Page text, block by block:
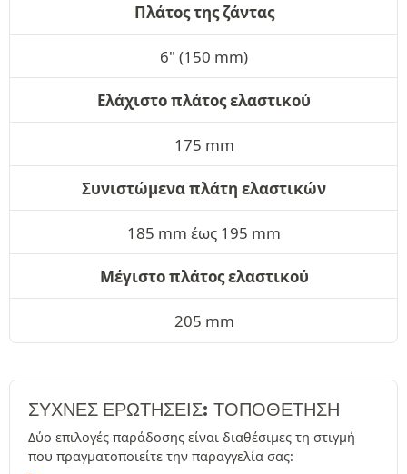
Πλάτος της ζάντας
6" (150 mm)
Ελάχιστο πλάτος ελαστικού
175 mm
Συνιστώμενα πλάτη ελαστικών
185 mm έως 195 mm
Μέγιστο πλάτος ελαστικού
205 mm
ΣΥΧΝΈΣ ΕΡΩΤΉΣΕΙΣ: ΤΟΠΟΘΕΤΗΣΗ
Δύο επιλογές παράδοσης είναι διαθέσιμες τη στιγμή
που πραγματοποιείτε την παραγγελία σας: